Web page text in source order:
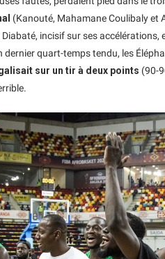
(Kanouté, Mahamane Coulibaly et
incisif sur ses accélérations,
quart-temps tendu, les
sur un tir à deux points (90-